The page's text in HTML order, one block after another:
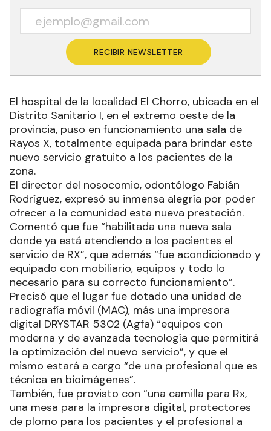
RECIBIR NEWSLETTER
El hospital de la localidad El Chorro, ubicada en el
Distrito Sanitario I, en el extremo oeste de la
provincia, puso en funcionamiento una sala de
Rayos X, totalmente equipada para brindar este
nuevo servicio gratuito a los pacientes de la
zona.
El director del nosocomio, odontólogo Fabián
Rodríguez, expresó su inmensa alegría por poder
ofrecer a la comunidad esta nueva prestación.
Comentó que fue “habilitada una nueva sala
donde ya está atendiendo a los pacientes el
servicio de RX”, que además “fue acondicionado y
equipado con mobiliario, equipos y todo lo
necesario para su correcto funcionamiento”.
Precisó que el lugar fue dotado una unidad de
radiografía móvil (MAC), más una impresora
digital DRYSTAR 5302 (Agfa) “equipos con
moderna y de avanzada tecnología que permitirá
la optimización del nuevo servicio”, y que el
mismo estará a cargo “de una profesional que es
técnica en bioimágenes”.
También, fue provisto con “una camilla para Rx,
una mesa para la impresora digital, protectores
de plomo para los pacientes y el profesional a